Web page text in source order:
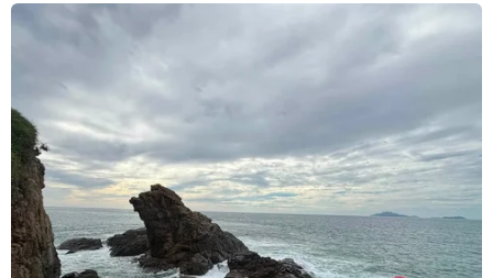
Dự án đường cao tốc nối Lai Châu-
Lào Cai
Nghệ An: Sạt lở nghiêm trọng, tỉnh lộ
543D tạm thời tê liệt
08/08/2026 07:09